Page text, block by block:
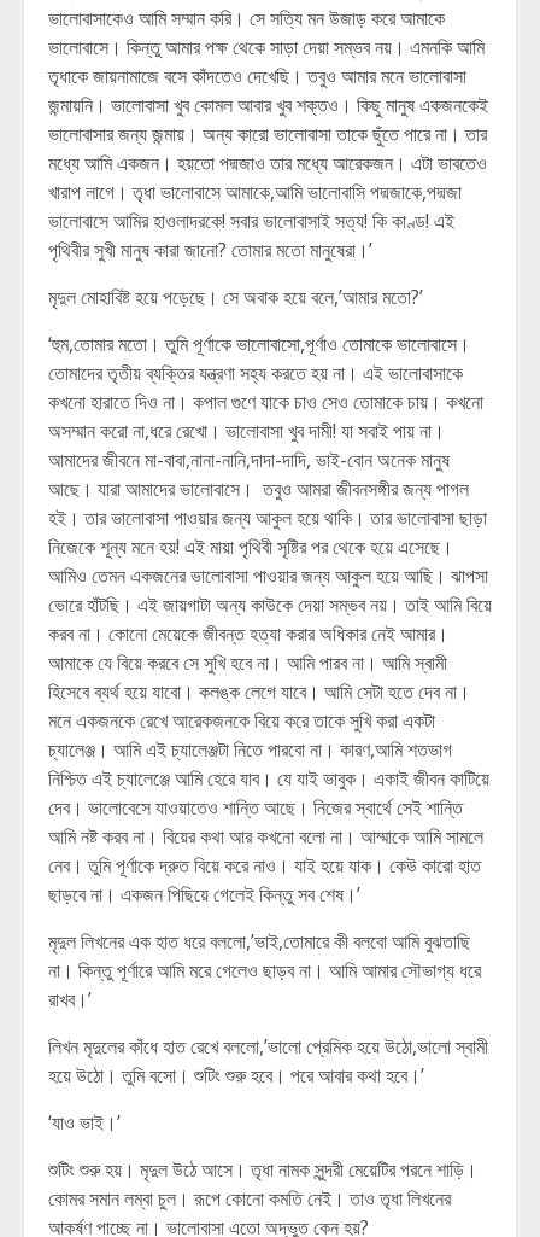
ভালোবাসাকেও আমি সম্মান করি। সে সত্যি মন উজাড় করে আমাকে
ভালোবাসে। কিন্তু আমার পক্ষ থেকে সাড়া দেয়া সম্ভব নয়। এমনকি আমি
তৃধাকে জায়নামাজে বসে কাঁদতেও দেখেছি। তবুও আমার মনে ভালোবাসা
জন্মায়নি। ভালোবাসা খুব কোমল আবার খুব শক্তও। কিছু মানুষ একজনকেই
ভালোবাসার জন্য জন্মায়। অন্য কারো ভালোবাসা তাকে ছুঁতে পারে না। তার
মধ্যে আমি একজন। হয়তো পদ্মজাও তার মধ্যে আরেকজন। এটা ভাবতেও
খারাপ লাগে। তৃধা ভালোবাসে আমাকে,আমি ভালোবাসি পদ্মজাকে,পদ্মজা
ভালোবাসে আমির হাওলাদরকে! সবার ভালোবাসাই সত্য! কি কাণ্ড! এই
পৃথিবীর সুখী মানুষ কারা জানো? তোমার মতো মানুষেরা।’
মৃদুল মোহাবিষ্ট হয়ে পড়েছে। সে অবাক হয়ে বলে,’আমার মতো?’
‘হুম,তোমার মতো। তুমি পূর্ণাকে ভালোবাসো,পূর্ণাও তোমাকে ভালোবাসে।
তোমাদের তৃতীয় ব্যক্তির যন্ত্রণা সহ্য করতে হয় না। এই ভালোবাসাকে
কখনো হারাতে দিও না। কপাল গুণে যাকে চাও সেও তোমাকে চায়। কখনো
অসম্মান করো না,ধরে রেখো। ভালোবাসা খুব দামী! যা সবাই পায় না।
আমাদের জীবনে মা-বাবা,নানা-নানি,দাদা-দাদি, ভাই-বোন অনেক মানুষ
আছে। যারা আমাদের ভালোবাসে। তবুও আমরা জীবনসঙ্গীর জন্য পাগল
হই। তার ভালোবাসা পাওয়ার জন্য আকুল হয়ে থাকি। তার ভালোবাসা ছাড়া
নিজেকে শূন্য মনে হয়! এই মায়া পৃথিবী সৃষ্টির পর থেকে হয়ে এসেছে।
আমিও তেমন একজনের ভালোবাসা পাওয়ার জন্য আকুল হয়ে আছি। ঝাপসা
ভোরে হাঁটছি। এই জায়গাটা অন্য কাউকে দেয়া সম্ভব নয়। তাই আমি বিয়ে
করব না। কোনো মেয়েকে জীবন্ত হত্যা করার অধিকার নেই আমার।
আমাকে যে বিয়ে করবে সে সুখি হবে না। আমি পারব না। আমি স্বামী
হিসেবে ব্যর্থ হয়ে যাবো। কলঙ্ক লেগে যাবে। আমি সেটা হতে দেব না।
মনে একজনকে রেখে আরেকজনকে বিয়ে করে তাকে সুখি করা একটা
চ্যালেঞ্জ। আমি এই চ্যালেঞ্জটা নিতে পারবো না। কারণ,আমি শতভাগ
নিশ্চিত এই চ্যালেঞ্জে আমি হেরে যাব। যে যাই ভাবুক। একাই জীবন কাটিয়ে
দেব। ভালোবেসে যাওয়াতেও শান্তি আছে। নিজের স্বার্থে সেই শান্তি
আমি নষ্ট করব না। বিয়ের কথা আর কখনো বলো না। আম্মাকে আমি সামলে
নেব। তুমি পূর্ণাকে দ্রুত বিয়ে করে নাও। যাই হয়ে যাক। কেউ কারো হাত
ছাড়বে না। একজন পিছিয়ে গেলেই কিন্তু সব শেষ।’
মৃদুল লিখনের এক হাত ধরে বললো,’ভাই,তোমারে কী বলবো আমি বুঝতাছি
না। কিন্তু পূর্ণারে আমি মরে গেলেও ছাড়ব না। আমি আমার সৌভাগ্য ধরে
রাখব।’
লিখন মৃদুলের কাঁধে হাত রেখে বললো,’ভালো প্রেমিক হয়ে উঠো,ভালো স্বামী
হয়ে উঠো। তুমি বসো। শুটিং শুরু হবে। পরে আবার কথা হবে।’
‘যাও ভাই।’
শুটিং শুরু হয়। মৃদুল উঠে আসে। তৃধা নামক সুন্দরী মেয়েটির পরনে শাড়ি।
কোমর সমান লম্বা চুল। রূপে কোনো কমতি নেই। তাও তৃধা লিখনের
আকর্ষণ পাচ্ছে না। ভালোবাসা এতো অদ্ভুত কেন হয়?